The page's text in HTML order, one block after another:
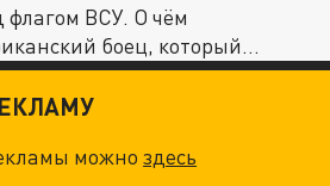
флагом ВСУ. О чём
боец, который...
можноздесь